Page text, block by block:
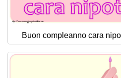
Buon compleanno cara